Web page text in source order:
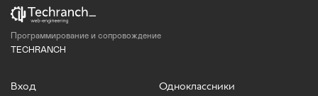
Программирование и сопровождение
TECHRANCH
Вход
Одноклассники